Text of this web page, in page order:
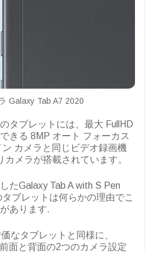
Galaxy Tab A7 2020
タブレットには、最大 FullHD
きる 8MP オート フォーカス
カメラと同じビデオ録画機
メラが搭載されています。
たGalaxy Tab A with S Pen
ブレットは何らかの理由でこ
あります.
なタブレットと同様に、
面と背面の2つのカメラ設定